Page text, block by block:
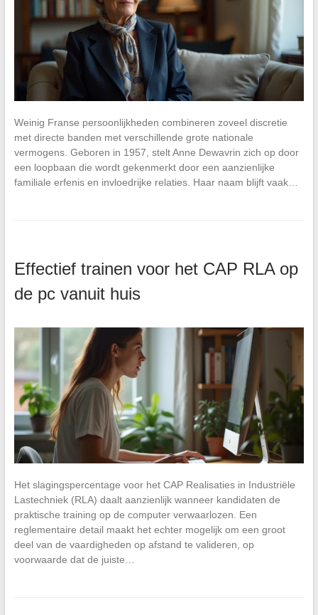
Weinig Franse persoonlijkheden combineren zoveel discretie
met directe banden met verschillende grote nationale
vermogens. Geboren in 1957, stelt Anne Dewavrin zich op door
een loopbaan die wordt gekenmerkt door een aanzienlijke
familiale erfenis en invloedrijke relaties. Haar naam blijft vaak…
Effectief trainen voor het CAP RLA op
de pc vanuit huis
Het slagingspercentage voor het CAP Realisaties in Industriële
Lastechniek (RLA) daalt aanzienlijk wanneer kandidaten de
praktische training op de computer verwaarlozen. Een
reglementaire detail maakt het echter mogelijk om een groot
deel van de vaardigheden op afstand te valideren, op
voorwaarde dat de juiste…